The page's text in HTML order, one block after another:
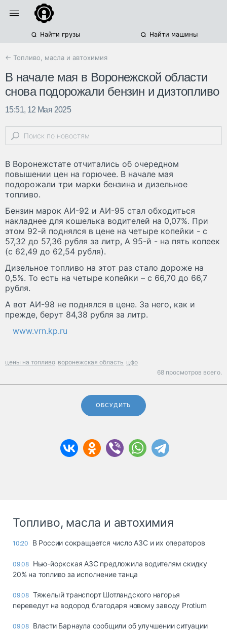
Найти грузы Найти машины
← Топливо, масла и автохимия
В начале мая в Воронежской области
снова подорожали бензин и дизтопливо
15:51, 12 Мая 2025
В Воронежстате отчитались об очередном
повышении цен на горючее. В начале мая
подорожали три марки бензина и дизельное
топливо.
Бензин марок АИ-92 и АИ-95 стал обходиться
накладнее для кошелька водителей на 0,07%. При
этом 92-й поднялся в цене на четыре копейки - с
57,32 до 57,36 рубля за литр, А 95-й - на пять копеек
(с 62,49 до 62,54 рубля).
Дизельное топливо на этот раз стало дороже на
0,5%. То есть на четыре копейки – с 66,70 до 66,7
рубля.
А вот АИ-98 не поднялся в цене. За него, как и
прежде, берут 84,38 рубля за литр.
www.vrn.kp.ru
цены на топливо воронежская область цфо
68 просмотров всего.
ОБСУДИТЬ
Топливо, масла и автохимия
10:20 В России сокращается число АЗС и их операторов
09.08 Нью-йоркская АЗС предложила водителям скидку
20% на топливо за исполнение танца
09.08 Тяжелый транспорт Шотландского нагорья
переведут на водород благодаря новому заводу Protium
09.08 Власти Барнаула сообщили об улучшении ситуации